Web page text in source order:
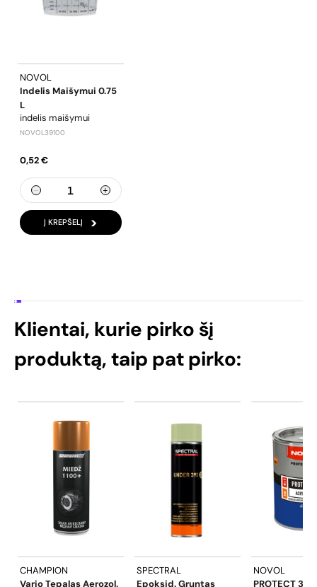
NOVOL
Indelis Maišymui 0.75
L
indelis maišymui
NOVOL39100
0,52 €
Į KREPŠELĮ
Klientai, kurie pirko šį
produktą, taip pat pirko:
CHAMPION
Vario Tepalas Aerozol.
SPECTRAL
Epoksid. Gruntas
NOVOL
PROTECT 310